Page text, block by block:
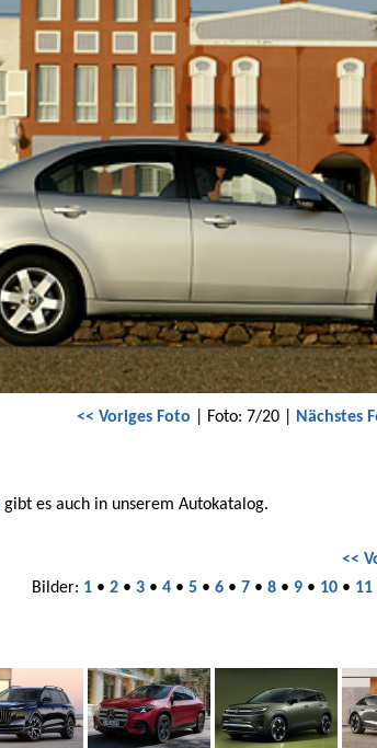
<< Voriges Foto | Foto: 7/20 |
Nächstes
gibt es auch in unserem Autokatalog.
<<
Bilder: 1 • 2 • 3 • 4 • 5 • 6 • 7 • 8 • 9 • 10 • 11